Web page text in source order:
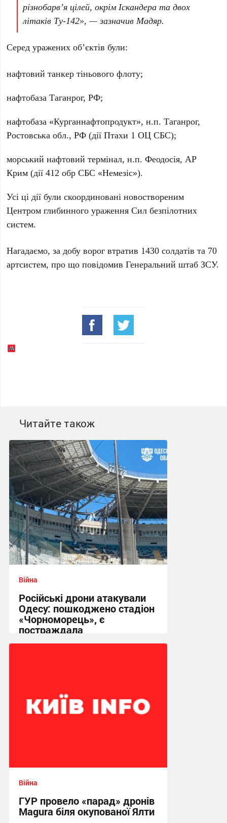
різнобарвʼя цілей, окрім Іскандера та двох
літаків Ту-142», — зазначивМадяр.
Серед уражених об’єктів були:
нафтовий танкер тіньового флоту;
нафтобаза Таганрог, РФ;
нафтобаза «Курганнафтопродукт», н.п.Таганрог,
Ростовська обл., РФ (діїПтахи 1 ОЦ СБС);
морський нафтовий термінал, н.п.Феодосія,АР
Крим (дії412 обр СБС «Немезіс»).
Усі ці дії були скоординовані новоствореним
Центром глибинного ураження Сил безпілотних
систем.
Нагадаємо, за добу ворог втратив 1430 солдатів та 70
артсистем, про що повідомивГенеральний штаб ЗСУ.
Читайте також
Війна
Російські дрони атакували
Одесу: пошкоджено стадіон
«Чорноморець», є
постраждала
Війна
ГУР провело «парад» дронів
Magura біля окупованої Ялти